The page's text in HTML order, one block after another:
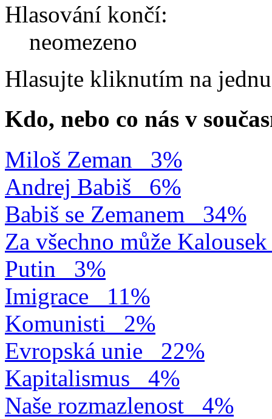
Hlasování končí:
neomezeno
Hlasujte kliknutím na
Kdo, nebo co nás v
Miloš Zeman
3%
Andrej Babiš
6%
Babiš se Zemanem
34%
Za všechno může Kalousek
Putin
3%
Imigrace
11%
Komunisti
2%
Evropská unie
22%
Kapitalismus
4%
Naše rozmazlenost
4%